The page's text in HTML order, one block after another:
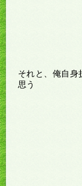
それと、俺自身
思う